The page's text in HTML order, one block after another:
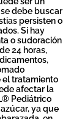
debe buscar
persisten o
Si hay
o sudoración
24 horas,
el tratamiento
afectar la
Pediátrico
ya que